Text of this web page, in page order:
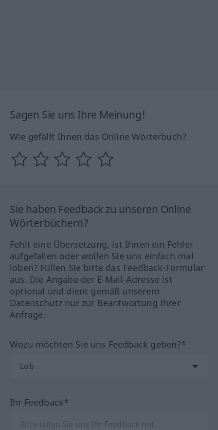
Sagen Sie uns Ihre Meinung!
Wie gefällt Ihnen das Online Wörterbuch?
Sie haben Feedback zu unseren Online
Wörterbüchern?
Fehlt eine Übersetzung, ist Ihnen ein Fehler
aufgefallen oder wollen Sie uns einfach mal
loben? Füllen Sie bitte das Feedback-Formular
aus. Die Angabe der E-Mail-Adresse ist
optional und dient gemäß unserem
Datenschutz nur zur Beantwortung Ihrer
Anfrage.
Wozu möchten Sie uns Feedback geben?*
Ihr Feedback*